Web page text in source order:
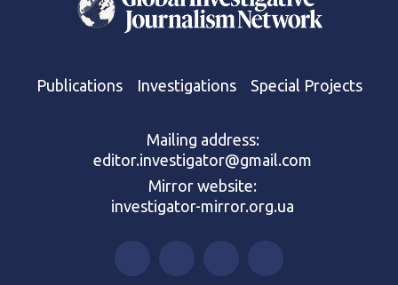
Publications Investigations Special Projects
Mailing address:
editor.investigator@gmail.com
Mirror website:
investigator-mirror.org.ua